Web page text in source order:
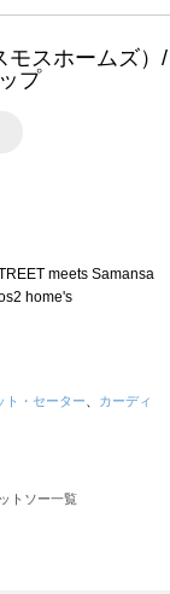
モスホームズ）/
プ
ト・セーター
カーディ
トソー一覧
）のカットソー一覧